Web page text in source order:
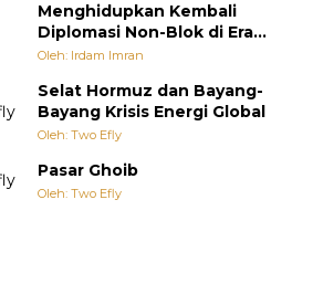
Menghidupkan Kembali
Diplomasi Non-Blok di Era
Multipolar
Oleh: Irdam Imran
Selat Hormuz dan Bayang-
Bayang Krisis Energi Global
Oleh: Two Efly
Pasar Ghoib
Oleh: Two Efly